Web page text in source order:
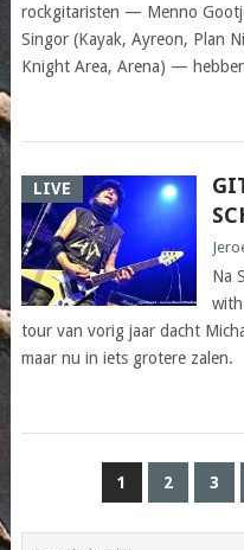
rockgitaristen — Menno
Singor (Kayak, Ayreon, Plan
Knight Area, Arena) —
LIVE
Na
with
tour van vorig jaar dacht
maar nu in iets grotere zalen.
1 2 3